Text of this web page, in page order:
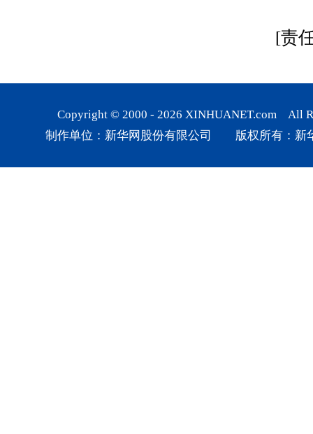
[责
Copyright © 2000 - 2026 XINHUANET.com All
制作单位：新华网股份有限公司 版权所有：新